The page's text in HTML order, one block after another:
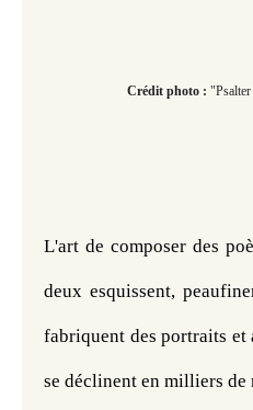
Crédit photo :
L'art de composer des
deux esquissent,
fabriquent des portraits et
se déclinent en milliers de